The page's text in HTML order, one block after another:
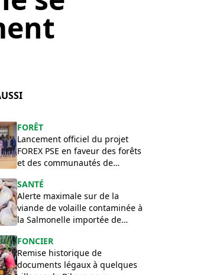
FORÊT
Lancement officiel du projet
FOREX PSE en faveur des forêts
et des communautés de
SANTÉ
Alerte maximale sur de la
viande de volaille contaminée à
la Salmonelle importée de
FONCIER
Remise historique de
documents légaux à quelques